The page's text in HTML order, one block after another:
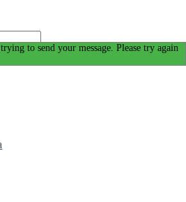
to send your message. Please try again